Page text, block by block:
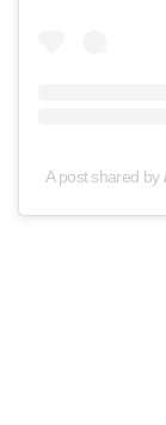
A post shared